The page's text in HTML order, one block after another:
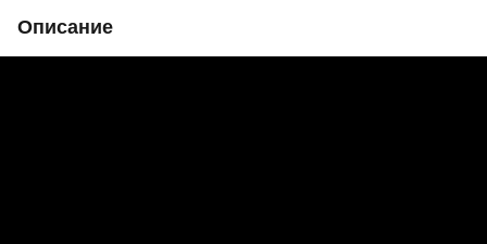
Описание